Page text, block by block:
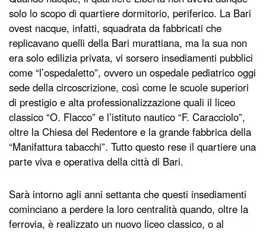
solo lo scopo di quartiere dormitorio, periferico. La Bari
ovest nacque, infatti, squadrata da fabbricati che
replicavano quelli della Bari murattiana, ma la sua non
era solo edilizia privata, vi sorsero insediamenti pubblici
come “l’ospedaletto”, ovvero un ospedale pediatrico oggi
sede della circoscrizione, così come le scuole superiori
di prestigio e alta professionalizzazione quali il liceo
classico “O. Flacco” e l’istituto nautico “F. Caracciolo”,
oltre la Chiesa del Redentore e la grande fabbrica della
“Manifattura tabacchi”. Tutto questo rese il quartiere una
parte viva e operativa della città di Bari.
Sarà intorno agli anni settanta che questi insediamenti
cominciano a perdere la loro centralità quando, oltre la
ferrovia, è realizzato un nuovo liceo classico, o al